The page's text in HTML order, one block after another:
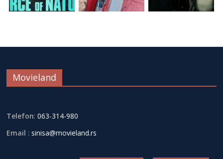
Movieland
Telefon: 063-314-980
Email : sinisa@movieland.rs